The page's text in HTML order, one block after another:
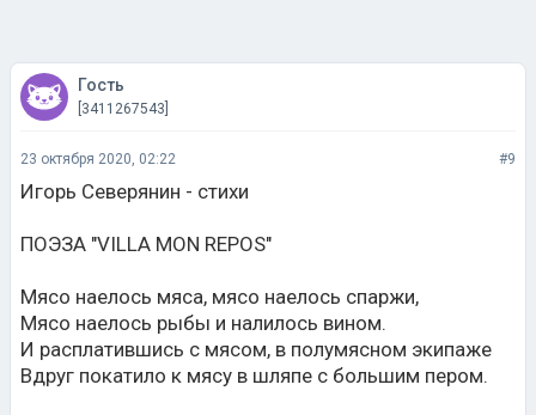
Гость
[3411267543]
23 октября 2020, 02:22 #9
Игорь Северянин - стихи
ПОЭЗА "VILLA MON REPOS"
Мясо наелось мяса, мясо наелось спаржи,
Мясо наелось рыбы и налилось вином.
И расплатившись с мясом, в полумясном экипаже
Вдруг покатило к мясу в шляпе с большим пером.